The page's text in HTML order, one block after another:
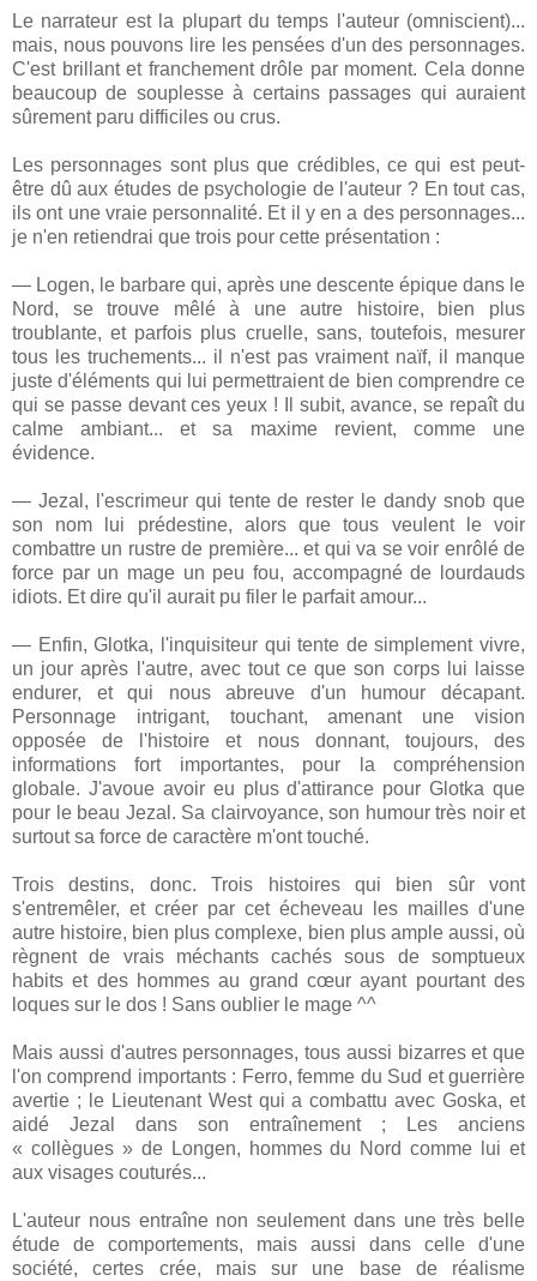
Le narrateur est la plupart du temps l'auteur (omniscient)...
mais, nous pouvons lire les pensées d'un des personnages.
C'est brillant et franchement drôle par moment. Cela donne
beaucoup de souplesse à certains passages qui auraient
sûrement paru difficiles ou crus.
Les personnages sont plus que crédibles, ce qui est peut-
être dû aux études de psychologie de l'auteur ? En tout cas,
ils ont une vraie personnalité. Et il y en a des personnages...
je n'en retiendrai que trois pour cette présentation :
— Logen, le barbare qui, après une descente épique dans le
Nord, se trouve mêlé à une autre histoire, bien plus
troublante, et parfois plus cruelle, sans, toutefois, mesurer
tous les truchements... il n'est pas vraiment naïf, il manque
juste d'éléments qui lui permettraient de bien comprendre ce
qui se passe devant ces yeux ! Il subit, avance, se repaît du
calme ambiant... et sa maxime revient, comme une
évidence.
— Jezal, l'escrimeur qui tente de rester le dandy snob que
son nom lui prédestine, alors que tous veulent le voir
combattre un rustre de première... et qui va se voir enrôlé de
force par un mage un peu fou, accompagné de lourdauds
idiots. Et dire qu'il aurait pu filer le parfait amour...
— Enfin, Glotka, l'inquisiteur qui tente de simplement vivre,
un jour après l'autre, avec tout ce que son corps lui laisse
endurer, et qui nous abreuve d'un humour décapant.
Personnage intrigant, touchant, amenant une vision
opposée de l'histoire et nous donnant, toujours, des
informations fort importantes, pour la compréhension
globale. J'avoue avoir eu plus d'attirance pour Glotka que
pour le beau Jezal. Sa clairvoyance, son humour très noir et
surtout sa force de caractère m'ont touché.
Trois destins, donc. Trois histoires qui bien sûr vont
s'entremêler, et créer par cet écheveau les mailles d'une
autre histoire, bien plus complexe, bien plus ample aussi, où
règnent de vrais méchants cachés sous de somptueux
habits et des hommes au grand cœur ayant pourtant des
loques sur le dos ! Sans oublier le mage ^^
Mais aussi d'autres personnages, tous aussi bizarres et que
l'on comprend importants : Ferro, femme du Sud et guerrière
avertie ; le Lieutenant West qui a combattu avec Goska, et
aidé Jezal dans son entraînement ; Les anciens
« collègues » de Longen, hommes du Nord comme lui et
aux visages couturés...
L'auteur nous entraîne non seulement dans une très belle
étude de comportements, mais aussi dans celle d'une
société, certes crée, mais sur une base de réalisme